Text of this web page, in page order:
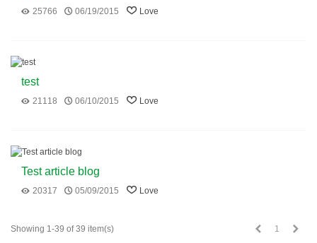
25766 06/19/2015 Love
test
21118 06/10/2015 Love
Test article blog
20317 05/09/2015 Love
Showing 1-39 of 39 item(s) Previous
1